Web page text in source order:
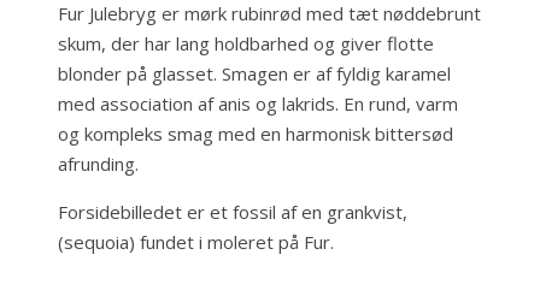
Fur Julebryg er mørk rubinrød med tæt nøddebrunt
skum, der har lang holdbarhed og giver flotte
blonder på glasset. Smagen er af fyldig karamel
med association af anis og lakrids. En rund, varm
og kompleks smag med en harmonisk bittersød
afrunding.
Forsidebilledet er et fossil af en grankvist,
(sequoia) fundet i moleret på Fur.